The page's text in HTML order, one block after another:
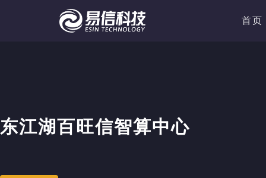
首页
东江湖百旺信智算中心